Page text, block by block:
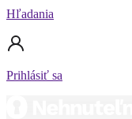
Hľadania
Prihlásiť sa